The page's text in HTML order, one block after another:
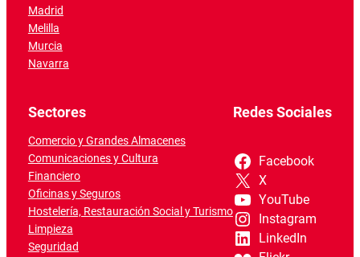
Madrid
Melilla
Murcia
Navarra
Sectores
Comercio y Grandes Almacenes
Comunicaciones y Cultura
Financiero
Oficinas y Seguros
Hostelería, Restauración Social y Turismo
Limpieza
Seguridad
Redes Sociales
Facebook
X
YouTube
Instagram
LinkedIn